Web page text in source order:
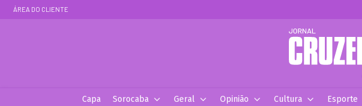
ÁREA DO CLIENTE
Capa Sorocaba Geral Opinião Cultura Esporte